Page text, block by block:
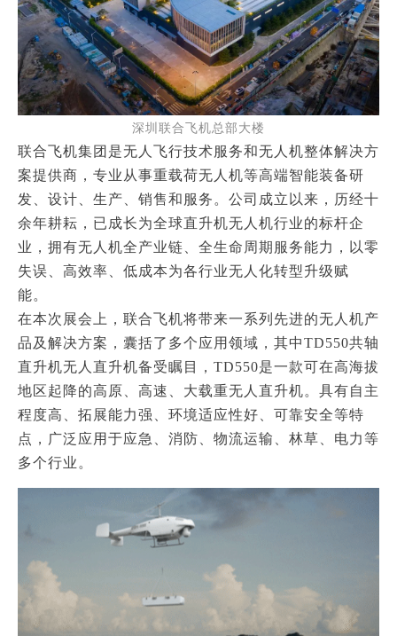
深圳联合飞机总部大楼
联合飞机集团是无人飞行技术服务和无人机整体解决方
案提供商，专业从事重载荷无人机等高端智能装备研
发、设计、生产、销售和服务。 公司成立以来，历经十
余年耕耘，已成长为全球直升机无人机行业的标杆企
业，拥有无人机全产业链、全生命周期服务能力，以零
失误、高效率、低成本为各行业无人化转型升级赋
能。
在本次展会上，联合飞机将带来一系列先进的无人机产
品及解决方案，囊括了多个应用领域，其中TD550共轴
直升机无人直升机备受瞩目，TD550是一款可在高海拔
地区起降的高原、高速、大载重无人直升机。 具有自主
程度高、拓展能力强、环境适应性好、可靠安全等特
点，广泛应用于应急、消防、物流运输、林草、电力等
多个行业。